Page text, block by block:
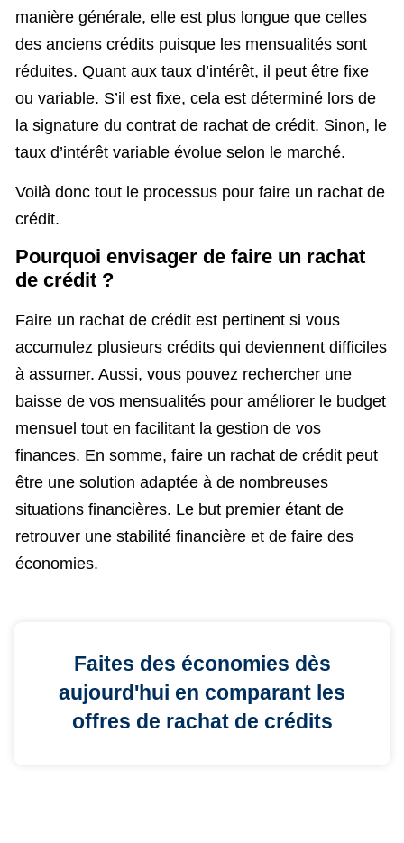
manière générale, elle est plus longue que celles
des anciens crédits puisque les mensualités sont
réduites. Quant aux taux d’intérêt, il peut être fixe
ou variable. S’il est fixe, cela est déterminé lors de
la signature du contrat de rachat de crédit. Sinon, le
taux d’intérêt variable évolue selon le marché.
Voilà donc tout le processus pour faire un rachat de
crédit.
Pourquoi envisager de faire un rachat
de crédit ?
Faire un rachat de crédit est pertinent si vous
accumulez plusieurs crédits qui deviennent difficiles
à assumer. Aussi, vous pouvez rechercher une
baisse de vos mensualités pour améliorer le budget
mensuel tout en facilitant la gestion de vos
finances. En somme, faire un rachat de crédit peut
être une solution adaptée à de nombreuses
situations financières. Le but premier étant de
retrouver une stabilité financière et de faire des
économies.
Faites des économies dès
aujourd'hui en comparant les
offres de rachat de crédits